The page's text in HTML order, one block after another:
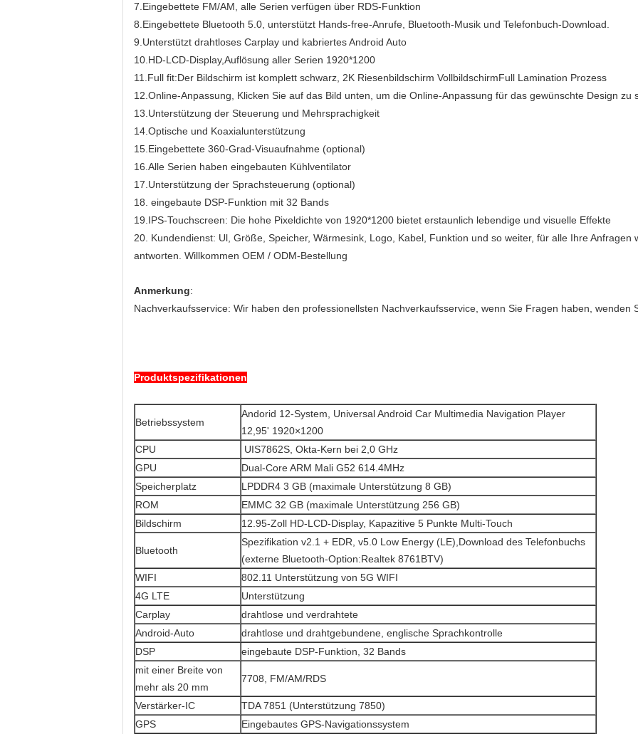
7. Eingebettete FM/AM, alle Serien verfügen über RDS-Funktion
8. Eingebettete Bluetooth 5.0, unterstützt Hands-free-Anrufe, Bluetooth-Musik und Telefonbuch-Download.
9. Unterstützt drahtloses Carplay und kabriertes Android Auto
10. HD-LCD-Display,Auflösung aller Serien 1920*1200
11. Full fit:Der Bildschirm ist komplett schwarz, 2K Riesenbildschirm VollbildschirmFull Lamination Prozess
12. Online-Anpassung, Klicken Sie auf das Bild unten, um die Online-Anpassung für das gewünschte Design zu
13. Unterstützung der Steuerung und Mehrsprachigkeit
14. Optische und Koaxialunterstützung
15. Eingebettete 360-Grad-Visuaufnahme (optional)
16. Alle Serien haben eingebauten Kühlventilator
17. Unterstützung der Sprachsteuerung (optional)
18. eingebaute DSP-Funktion mit 32 Bands
19. IPS-Touchscreen: Die hohe Pixeldichte von 1920*1200 bietet erstaunlich lebendige und visuelle Effekte
20. Kundendienst: Ul, Größe, Speicher, Wärmesink, Logo, Kabel, Funktion und so weiter, für alle Ihre Anfragen
antworten. Willkommen OEM / ODM-Bestellung
Anmerkung:
Nachverkaufsservice: Wir haben den professionellsten Nachverkaufsservice, wenn Sie Fragen haben, wenden
Produktspezifikationen
Betriebssystem
Andorid 12-System, Universal Android Car Multimedia Navigation Player
12,95' 1920×1200
CPU
UIS7862S, Okta-Kern bei 2,0 GHz
GPU
Dual-Core ARM Mali G52 614.4MHz
Speicherplatz
LPDDR4 3 GB (maximale Unterstützung 8 GB)
ROM
EMMC 32 GB (maximale Unterstützung 256 GB)
Bildschirm
12.95-Zoll HD-LCD-Display, Kapazitive 5 Punkte Multi-Touch
Bluetooth
Spezifikation v2.1 + EDR, v5.0 Low Energy (LE),Download des Telefonbuchs
(externe Bluetooth-Option:Realtek 8761BTV)
WIFI
802.11 Unterstützung von 5G WIFI
4G LTE
Unterstützung
Carplay
drahtlose und verdrahtete
Android-Auto
drahtlose und drahtgebundene, englische Sprachkontrolle
DSP
eingebaute DSP-Funktion, 32 Bands
mit einer Breite von
mehr als 20 mm
7708, FM/AM/RDS
Verstärker-IC
TDA 7851 (Unterstützung 7850)
GPS
Eingebautes GPS-Navigationssystem